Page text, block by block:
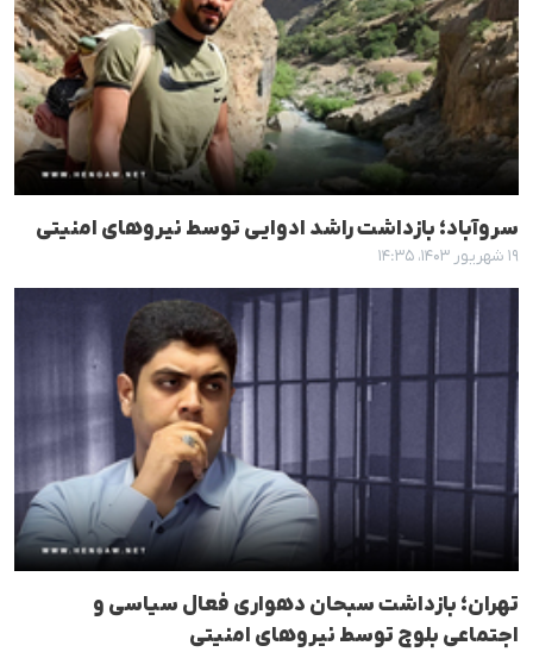
سروآباد؛ بازداشت راشد ادوایی توسط نیروهای امنیتی
۱۹ شهریور ۱۴۰۳، ۱۴:۳۵
تهران؛ بازداشت سبحان دهواری فعال سیاسی و
اجتماعی بلوچ توسط نیروهای امنیتی